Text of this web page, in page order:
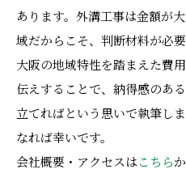
あります。外溝工事は金額が
域だからこそ、判断材料が必要
大阪の地域特性を踏まえた費
伝えすることで、納得感のあ
立てればという思いで執筆し
なれば幸いです。
会社概要・アクセスはこちら